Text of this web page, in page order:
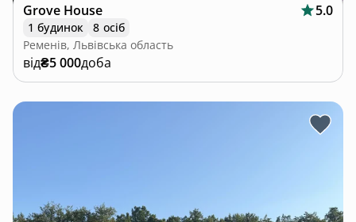
Grove House 5.0
1 будинок
8 осіб
Ременів, Львівська область
від₴5 000доба